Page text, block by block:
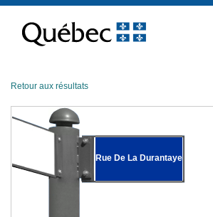
contenu
Retour aux résultats
Rue De La Durantaye